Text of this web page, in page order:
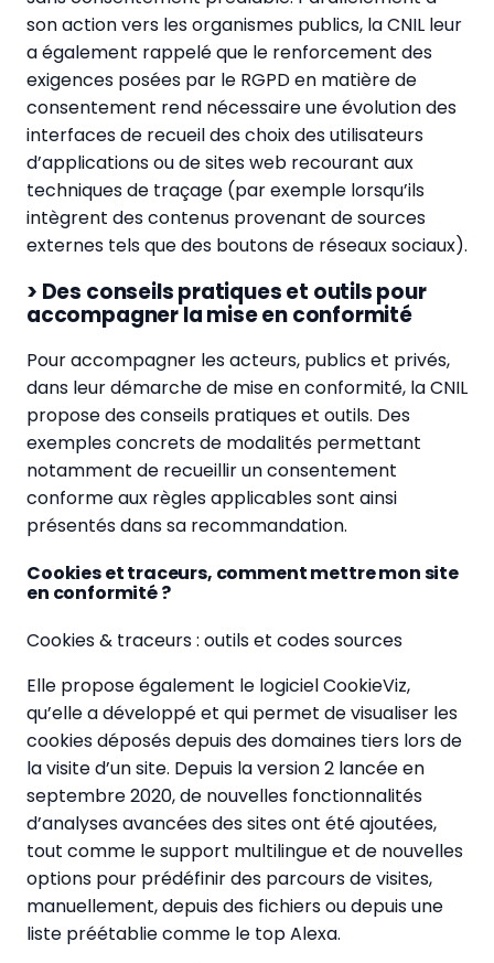
son action vers les organismes publics, la CNIL leur
a également rappelé que le renforcement des
exigences posées par le RGPD en matière de
consentement rend nécessaire une évolution des
interfaces de recueil des choix des utilisateurs
d’applications ou de sites web recourant aux
techniques de traçage (par exemple lorsqu’ils
intègrent des contenus provenant de sources
externes tels que des boutons de réseaux sociaux).
> Des conseils pratiques et outils pour
accompagner la mise en conformité
Pour accompagner les acteurs, publics et privés,
dans leur démarche de mise en conformité, la CNIL
propose des conseils pratiques et outils. Des
exemples concrets de modalités permettant
notamment de recueillir un consentement
conforme aux règles applicables sont ainsi
présentés dans sa recommandation.
Cookies et traceurs, comment mettre mon site
en conformité ?
Cookies & traceurs : outils et codes sources
Elle propose également le logiciel CookieViz,
qu’elle a développé et qui permet de visualiser les
cookies déposés depuis des domaines tiers lors de
la visite d’un site. Depuis la version 2 lancée en
septembre 2020, de nouvelles fonctionnalités
d’analyses avancées des sites ont été ajoutées,
tout comme le support multilingue et de nouvelles
options pour prédéfinir des parcours de visites,
manuellement, depuis des fichiers ou depuis une
liste préétablie comme le top Alexa.